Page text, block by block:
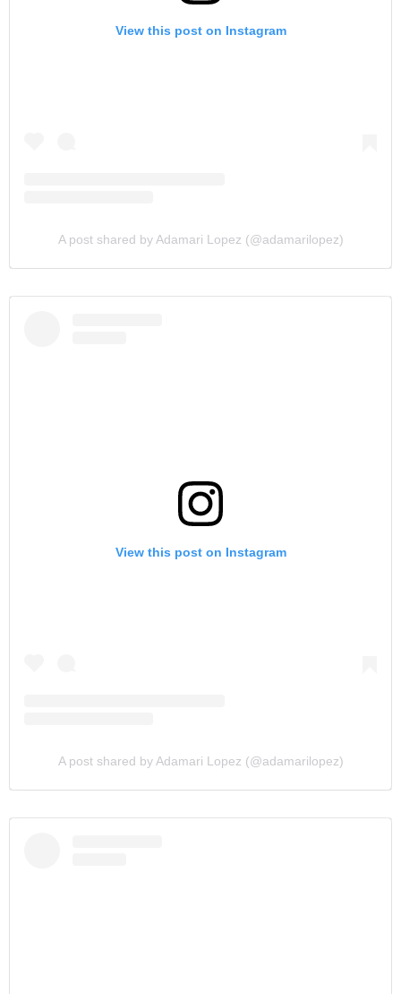
View this post on Instagram
A post shared by Adamari Lopez (@adamarilopez)
View this post on Instagram
A post shared by Adamari Lopez (@adamarilopez)